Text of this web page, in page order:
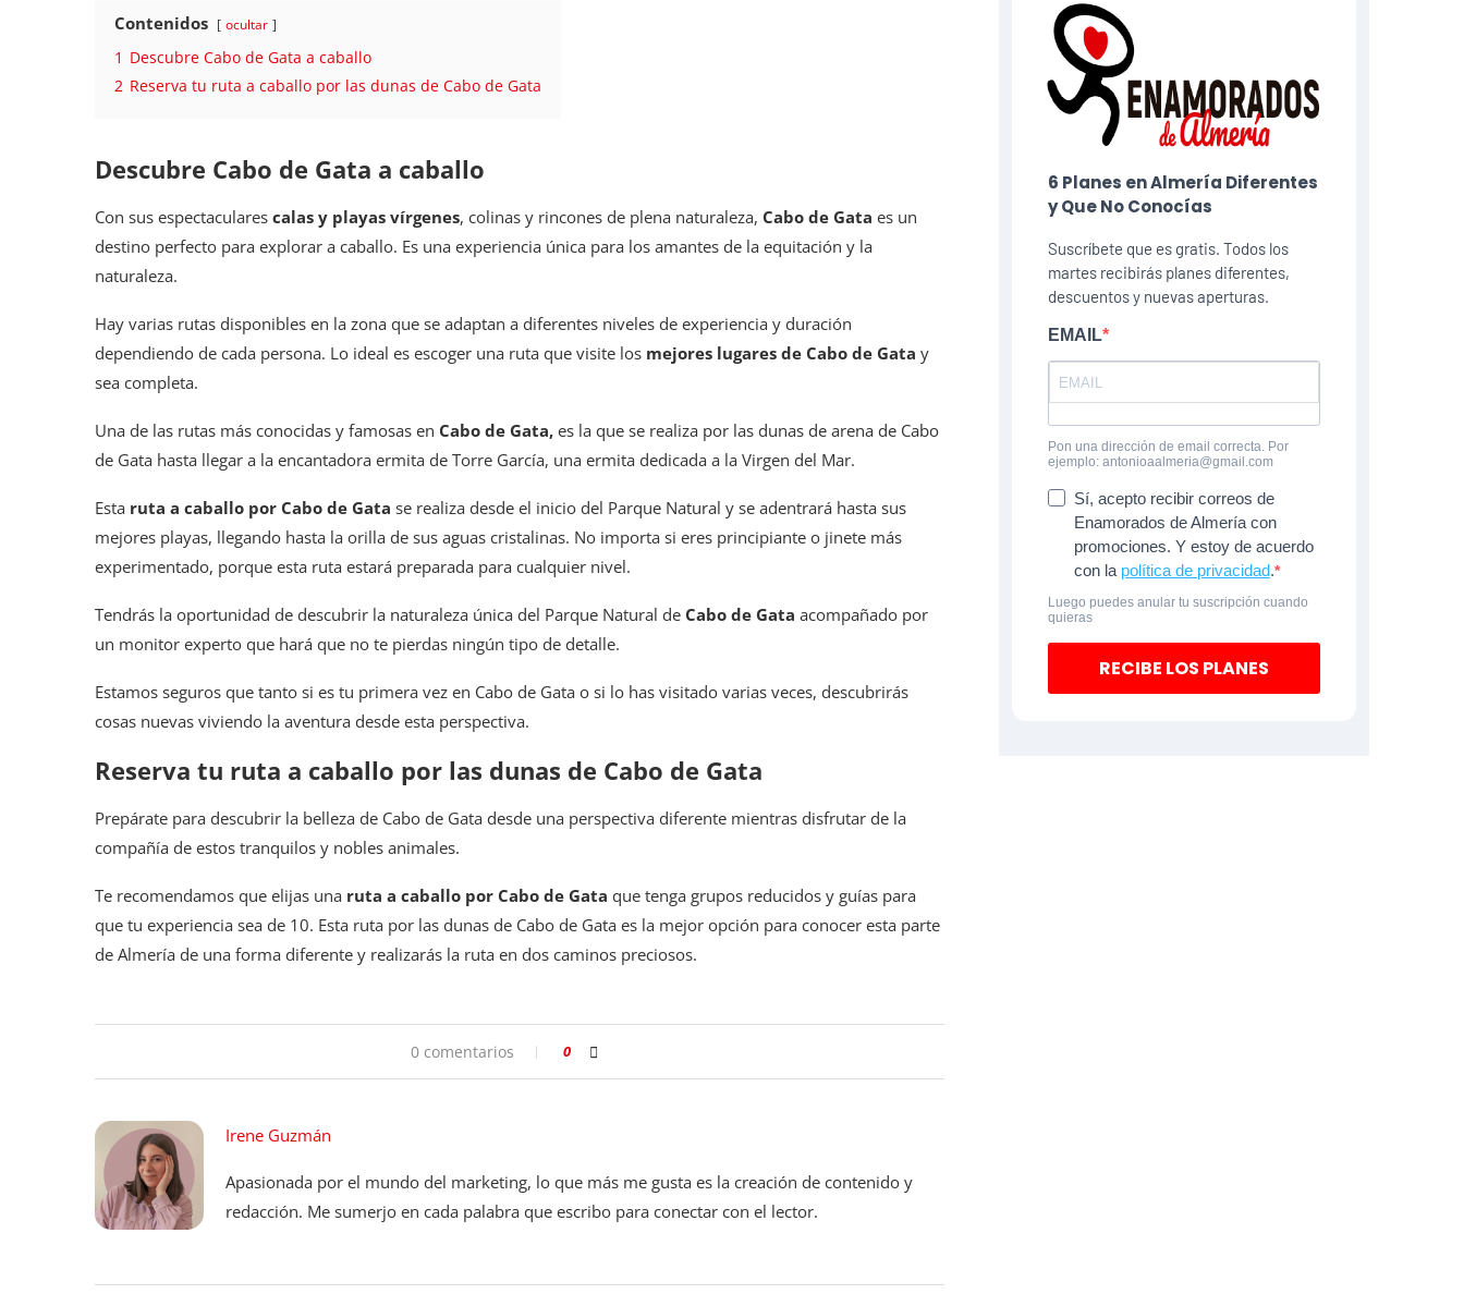
Contenidos ocultar
1 Descubre Cabo de Gata a caballo
2 Reserva tu ruta a caballo por las dunas de Cabo de Gata
Descubre Cabo de Gata a caballo
Con sus espectaculares calas y playas vírgenes, colinas y rincones de plena naturaleza, Cabo de Gata es un
destino perfecto para explorar a caballo. Es una experiencia única para los amantes de la equitación y la
naturaleza.
Hay varias rutas disponibles en la zona que se adaptan a diferentes niveles de experiencia y duración
dependiendo de cada persona. Lo ideal es escoger una ruta que visite los mejores lugares de Cabo de Gata y
sea completa.
Una de las rutas más conocidas y famosas en Cabo de Gata, es la que se realiza por las dunas de arena de Cabo
de Gata hasta llegar a la encantadora ermita de Torre García, una ermita dedicada a la Virgen del Mar.
Esta ruta a caballo por Cabo de Gata se realiza desde el inicio del Parque Natural y se adentrará hasta sus
mejores playas, llegando hasta la orilla de sus aguas cristalinas. No importa si eres principiante o jinete más
experimentado, porque esta ruta estará preparada para cualquier nivel.
Tendrás la oportunidad de descubrir la naturaleza única del Parque Natural de Cabo de Gata acompañado por
un monitor experto que hará que no te pierdas ningún tipo de detalle.
Estamos seguros que tanto si es tu primera vez en Cabo de Gata o si lo has visitado varias veces, descubrirás
cosas nuevas viviendo la aventura desde esta perspectiva.
Reserva tu ruta a caballo por las dunas de Cabo de Gata
Prepárate para descubrir la belleza de Cabo de Gata desde una perspectiva diferente mientras disfrutar de la
compañía de estos tranquilos y nobles animales.
Te recomendamos que elijas una ruta a caballo por Cabo de Gata que tenga grupos reducidos y guías para
que tu experiencia sea de 10. Esta ruta por las dunas de Cabo de Gata es la mejor opción para conocer esta parte
de Almería de una forma diferente y realizarás la ruta en dos caminos preciosos.
0 comentarios 0
Irene Guzmán
Apasionada por el mundo del marketing, lo que más me gusta es la creación de contenido y
redacción. Me sumerjo en cada palabra que escribo para conectar con el lector.
6 Planes​ en Almería Diferentes
y Que No Conocías
Suscríbete que es gratis. Todos los
martes recibirás planes diferentes,
descuentos y nuevas aperturas.
EMAIL
Pon una dirección de email correcta. Por
ejemplo: antonioaalmeria@gmail.com
Sí, acepto recibir correos de
Enamorados de Almería con
promociones. Y estoy de acuerdo
con la política de privacidad.
Luego puedes anular tu suscripción cuando
quieras
RECIBE LOS PLANES